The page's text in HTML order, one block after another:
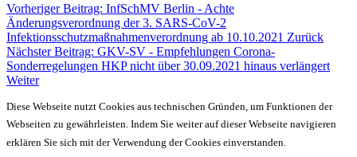
Vorheriger Beitrag: InfSchMV Berlin - Achte
Änderungsverordnung der 3. SARS-CoV-2
Infektionsschutzmaßnahmenverordnung ab 10.10.2021 Zurück
Nächster Beitrag: GKV-SV - Empfehlungen Corona-
Sonderregelungen HKP nicht über 30.09.2021 hinaus verlängert
Weiter
Diese Webseite nutzt Cookies aus technischen Gründen, um Funktionen der
Webseiten zu gewährleisten. Indem Sie weiter auf dieser Webseite navigieren
erklären Sie sich mit der Verwendung der Cookies einverstanden.